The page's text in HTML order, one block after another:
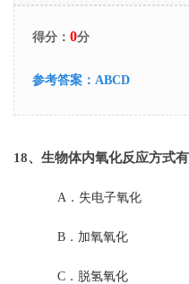
得分： 0分
参考答案： ABCD
18、生物体内氧化反应方式有
A． 失电子氧化
B． 加氧氧化
C． 脱氢氧化